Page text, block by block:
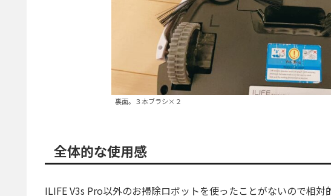
裏面。３本ブラシ×２
全体的な使用感
ILIFE V3s Pro以外のお掃除ロボットを使ったことがないので相対